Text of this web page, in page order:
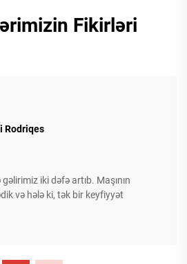
Fikirləri
Rodriqes
iki dəfə artıb. Maşının
və hələ ki, tək bir keyfiyyət